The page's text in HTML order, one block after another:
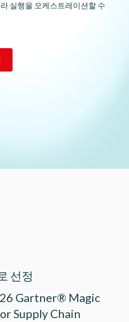
실행을 오케스트레이션할 수
선정
Gartner® Magic
Supply Chain